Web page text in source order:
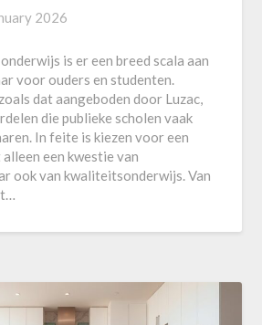
2026
is er een breed scala aan
voor ouders en studenten.
dat aangeboden door Luzac,
die publieke scholen vaak
In feite is kiezen voor een
een kwestie van
ook van kwaliteitsonderwijs. Van